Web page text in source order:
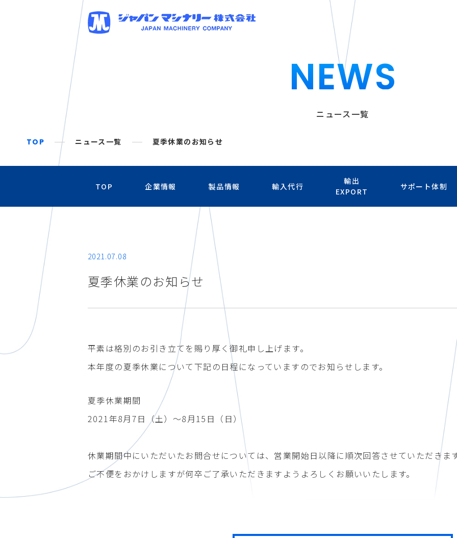
NEWS
ニュース一覧
TOP ニュース一覧 夏季休業のお知らせ
TOP 企業情報 製品情報 輸入代行
輸出
EXPORT
サポート体制
2021.07.08
夏季休業のお知らせ
平素は格別のお引き立てを賜り厚く御礼申し上げます。
本年度の夏季休業について下記の日程になっていますのでお知らせします。
夏季休業期間
2021年8月7日（土）～8月15日（日）
休業期間中にいただいたお問合せについては、営業開始日以降に順次回答させていただきま
ご不便をおかけしますが何卒ご了承いただきますようよろしくお願いいたします。